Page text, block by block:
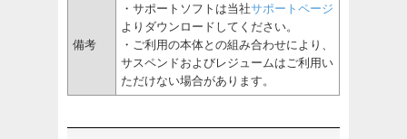
備考
・サポートソフトは当社サポートページ
よりダウンロードしてください。
・ご利用の本体との組み合わせにより、
サスペンドおよびレジュームはご利用い
ただけない場合があります。